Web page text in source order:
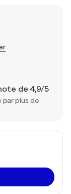
de 4,9/5
plus de